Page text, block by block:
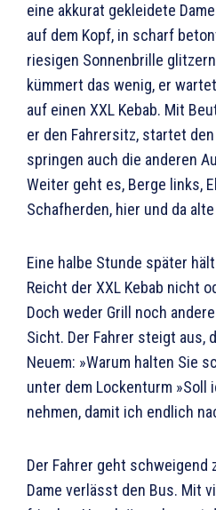
eine akkurat gekleidete
auf dem Kopf, in scharf
riesigen Sonnenbrille
kümmert das wenig, er
auf einen XXL Kebab. Mit
er den Fahrersitz, startet
springen auch die anderen
Weiter geht es, Berge links,
Schafherden, hier und da
Eine halbe Stunde später
Reicht der XXL Kebab nicht
Doch weder Grill noch
Sicht. Der Fahrer steigt aus,
Neuem: »Warum halten Sie
unter dem Lockenturm »Soll
nehmen, damit ich endlich
Der Fahrer geht schweigend
Dame verlässt den Bus. Mit